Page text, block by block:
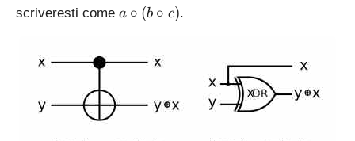
c
c
scriveresti come a
i
c
a ∘ (b ∘ c).